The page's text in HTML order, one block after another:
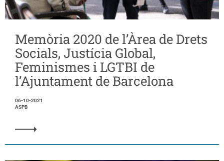
Memòria 2020 de l’Àrea de Drets
Socials, Justícia Global,
Feminismes i LGTBI de
l’Ajuntament de Barcelona
06-10-2021
ASPB